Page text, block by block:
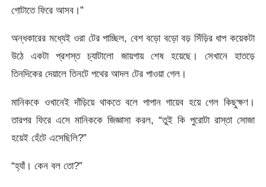
গোটাতে ফিরে আসব।”
অন্ধকারের মধ্যেই ওরা টের পাচ্ছিল, বেশ বড়ো বড়ো বড় সিঁড়ির ধাপ কয়েকটা
উঠে একটা প্রশস্ত চ্যাটালো জায়গায় শেষ হয়েছে। সেখানে হাতড়ে
তিনদিকের দেয়ালে তিনটে পথের আদল টের পাওয়া গেল।
মানিককে ওখানেই দাঁড়িয়ে থাকতে বলে পাপান গায়েব হয়ে গেল কিছুক্ষণ।
তারপর ফিরে এসে মানিককে জিজ্ঞাসা করল, “তুই কি পুরোটা রাস্তা সোজা
হয়েই হেঁটে এসেছিলি?”
“হ্যাঁ। কেন বল তো?”